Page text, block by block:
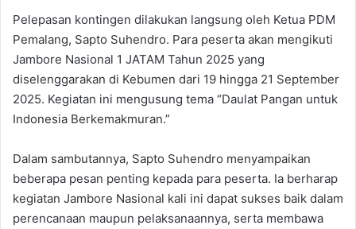
Pelepasan kontingen dilakukan langsung oleh Ketua PDM
Pemalang, Sapto Suhendro. Para peserta akan mengikuti
Jambore Nasional 1 JATAM Tahun 2025 yang
diselenggarakan di Kebumen dari 19 hingga 21 September
2025. Kegiatan ini mengusung tema “Daulat Pangan untuk
Indonesia Berkemakmuran.”
Dalam sambutannya, Sapto Suhendro menyampaikan
beberapa pesan penting kepada para peserta. Ia berharap
kegiatan Jambore Nasional kali ini dapat sukses baik dalam
perencanaan maupun pelaksanaannya, serta membawa